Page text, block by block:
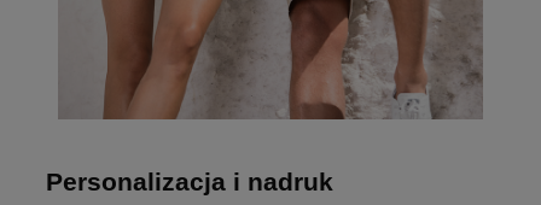
Personalizacja i nadruk